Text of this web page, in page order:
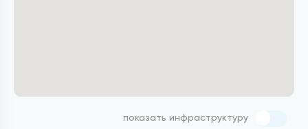
показать инфраструктуру